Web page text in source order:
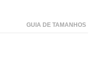
GUIA DE TAMANHOS